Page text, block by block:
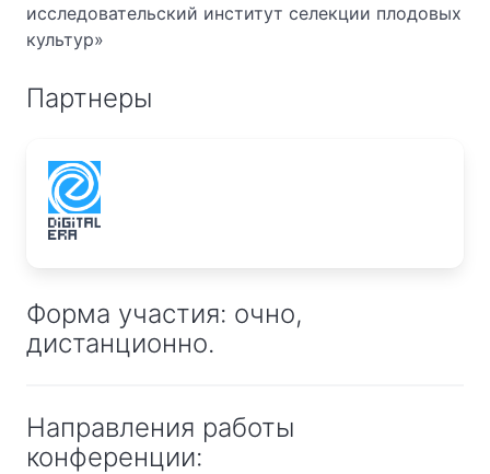
исследовательский институт селекции плодовых
культур»
Партнеры
Форма участия: очно,
дистанционно.
Направления работы
конференции: